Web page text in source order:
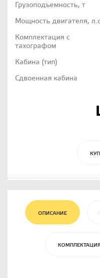
Грузоподъемность, т
Мощность двигателя,
Комплектация с
тахографом
Кабина (тип)
Сдвоенная кабина
ОПИСАНИЕ